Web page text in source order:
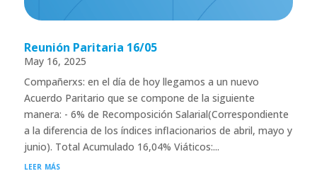
Reunión Paritaria 16/05
May 16, 2025
Compañerxs: en el día de hoy llegamos a un nuevo
Acuerdo Paritario que se compone de la siguiente
manera: - 6% de Recomposición Salarial(Correspondiente
a la diferencia de los índices inflacionarios de abril, mayo y
junio). Total Acumulado 16,04% Viáticos:...
leer más